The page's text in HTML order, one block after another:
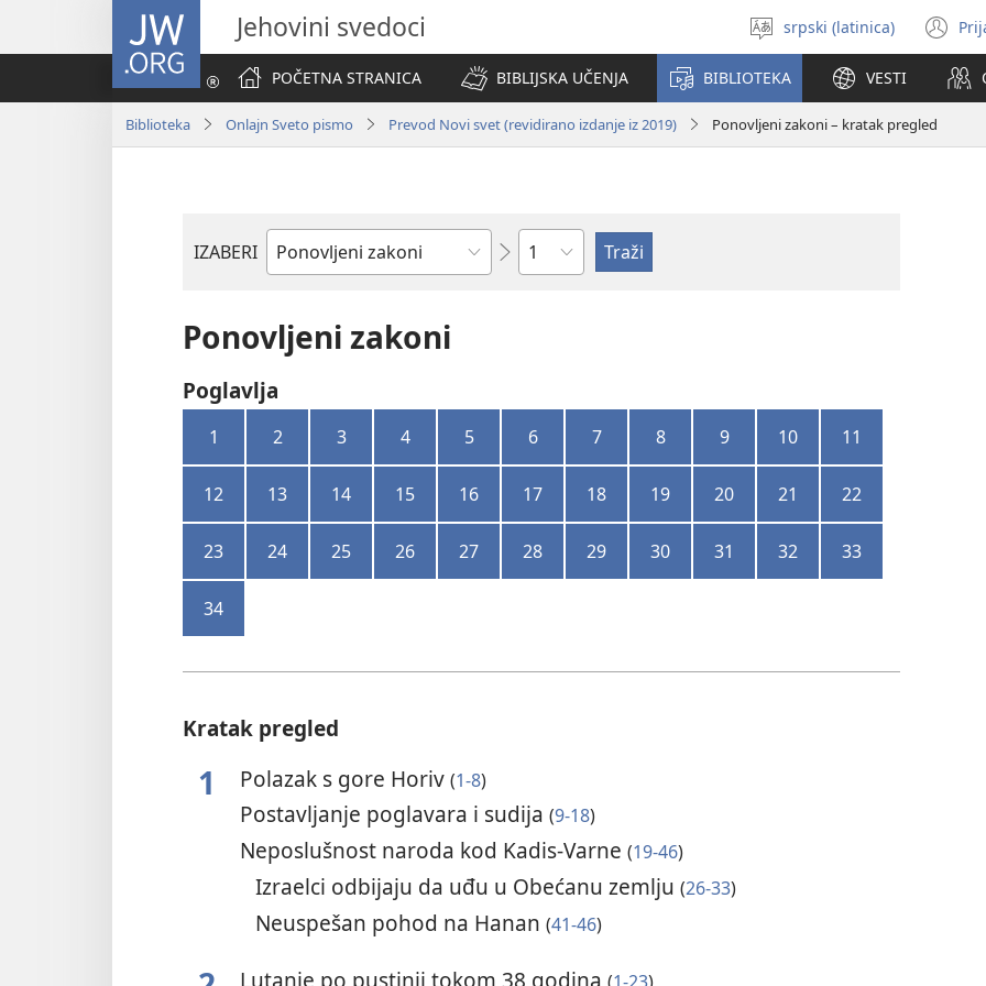
JW.ORG Jehovini svedoci
Izaberi
jezik
srpski (latinica)
POČETNA STRANICA
BIBLIJSKA UČENJA BIBLIOTEKA VESTI
Biblioteka Onlajn Sveto pismo Prevod Novi svet (revidirano izdanje iz 2019) Ponovljeni zakoni – kratak pregled
IZABERI
Biblijska
Poglavlje
Ponovljeni zakoni
Poglavlja
1 2 3 4 5 6 7 8 9 10 11
12 13 14 15 16 17 18 19 20 21 22
23 24 25 26 27 28 29 30 31 32 33
34
Kratak pregled
1 Polazak s gore Horiv (1-8)
Postavljanje poglavara i sudija (9-18)
Neposlušnost naroda kod Kadis-Varne (19-46)
Izraelci odbijaju da uđu u Obećanu zemlju(26-33)
Neuspešan pohod na Hanan(41-46)
Lutanje po pustinji tokom 38 godina